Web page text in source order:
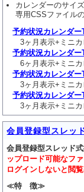
カレンダーのサイ
専用CSSファイル
予約状況カレンダー
3ヶ月表示+ミニカ
予約状況カレンダ
6ヶ月表示+ミニカ
予約状況カレンダー
3ヶ月表示+ミニカ
予約状況カレンダー
3ヶ月表示+ミニカ
会員登録型スレッ
会員登録型スレッド
ップロード可能なフ
ログインしないと閲
≪特 徴≫